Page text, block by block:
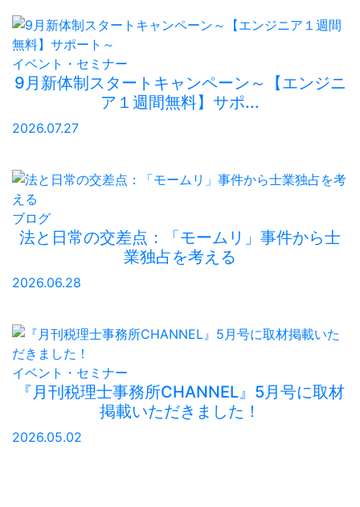
イベント・セミナー
9月新体制スタートキャンペーン～【エンジニ
ア１週間無料】サポ...
2026.07.27
ブログ
法と日常の交差点：「モームリ」事件から士
業独占を考える
2026.06.28
イベント・セミナー
『月刊税理士事務所CHANNEL』5月号に取材
掲載いただきました！
2026.05.02